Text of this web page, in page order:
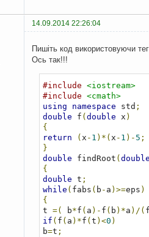
14.09.2014 22:26:04
Пишіть код використовуючи
Ось так!!!
#include <iostream>
#include <cmath>
using
namespace std ;
double f ( double x )
{
return
( x - 1 )*( x - 1 )- 5 ;
}
double findRoot ( double
{
double t ;
while ( fabs ( b - a )>=eps )
{
t =( b*f ( a )- f ( b )*a )/( f
if ( f ( a )*f ( t )<0 )
b=t ;